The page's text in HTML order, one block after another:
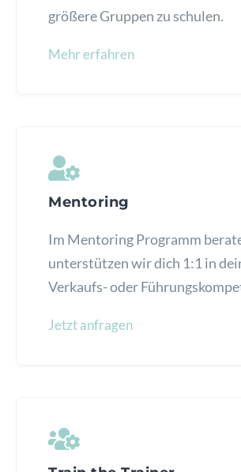
größere Gruppen zu schulen.
Mehr erfahren
Mentoring
Im Mentoring Programm
unterstützen wir dich 1:1 in
Verkaufs- oder
Jetzt anfragen